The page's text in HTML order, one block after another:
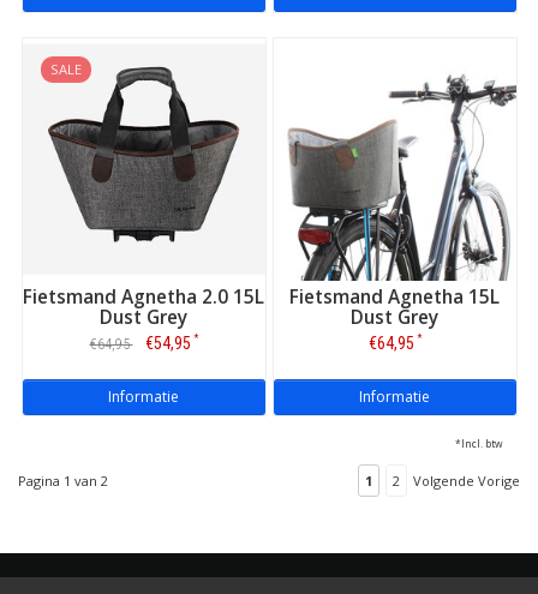
SALE
Fietsmand Agnetha 2.0 15L
Dust Grey
€64,95 €54,95 *
Informatie
Fietsmand Agnetha 15L
Dust Grey
€64,95 *
Informatie
*Incl. btw
Pagina 1 van 2 1 2 Volgende Vorige